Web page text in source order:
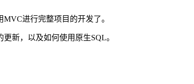
进行完整项目的开发了。
新，以及如何使用原生SQL。